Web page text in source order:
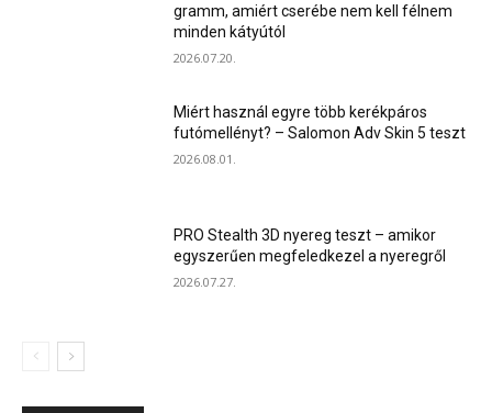
gramm, amiért cserébe nem kell félnem
minden kátyútól
2026.07.20.
Miért használ egyre több kerékpáros
futómellényt? – Salomon Adv Skin 5 teszt
2026.08.01.
PRO Stealth 3D nyereg teszt – amikor
egyszerűen megfeledkezel a nyeregről
2026.07.27.